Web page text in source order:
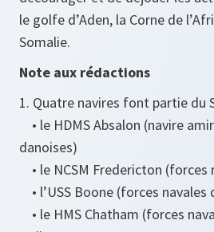
le golfe d’Aden, la Corne de
Somalie.
Note aux rédactions
1. Quatre navires font partie du
• le HDMS Absalon (navire
danoises)
• le NCSM Fredericton (forces
• l’USS Boone (forces
• le HMS Chatham (forces